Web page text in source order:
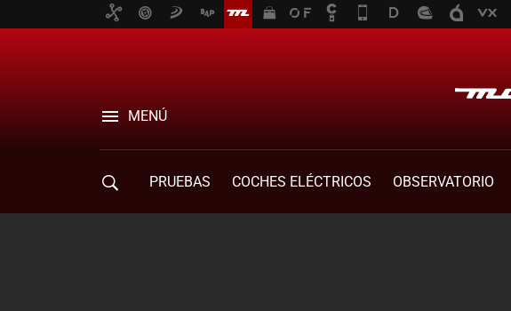
MENÚ
PRUEBAS COCHES ELÉCTRICOS OBSERVATORIO